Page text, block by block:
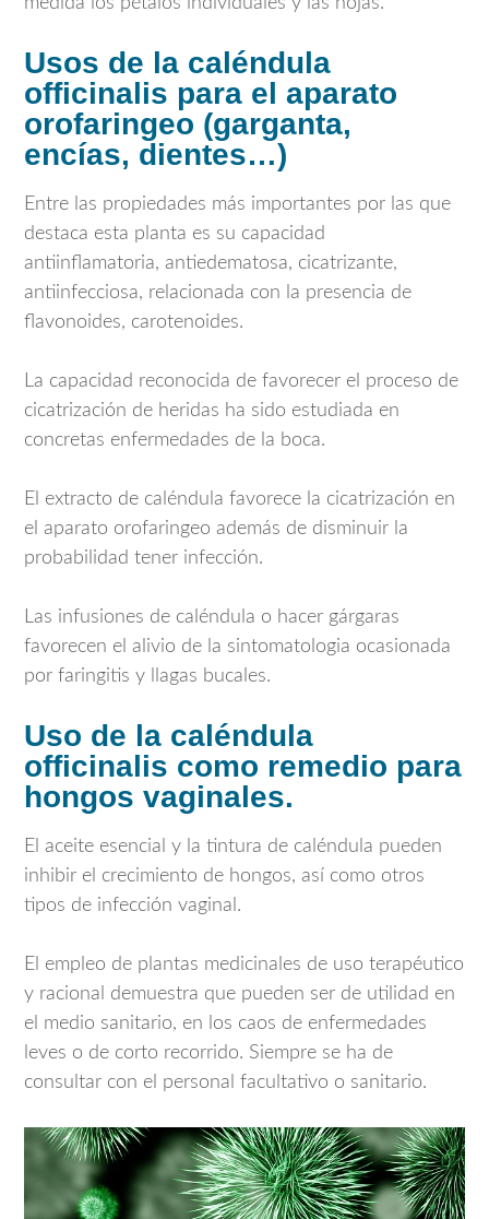
Usos de la caléndula
officinalis para el aparato
orofaringeo (garganta,
encías, dientes…)
Entre las propiedades más importantes por las que
destaca esta planta es su capacidad
antiinflamatoria, antiedematosa, cicatrizante,
antiinfecciosa, relacionada con la presencia de
flavonoides, carotenoides.
La capacidad reconocida de favorecer el proceso de
cicatrización de heridas ha sido estudiada en
concretas enfermedades de la boca.
El extracto de caléndula favorece la cicatrización en
el aparato orofaringeo además de disminuir la
probabilidad tener infección.
Las infusiones de caléndula o hacer gárgaras
favorecen el alivio de la sintomatologia ocasionada
por faringitis y llagas bucales.
Uso de la caléndula
officinalis como remedio para
hongos vaginales.
El aceite esencial y la tintura de caléndula pueden
inhibir el crecimiento de hongos, así como otros
tipos de infección vaginal.
El empleo de plantas medicinales de uso terapéutico
y racional demuestra que pueden ser de utilidad en
el medio sanitario, en los caos de enfermedades
leves o de corto recorrido. Siempre se ha de
consultar con el personal facultativo o sanitario.